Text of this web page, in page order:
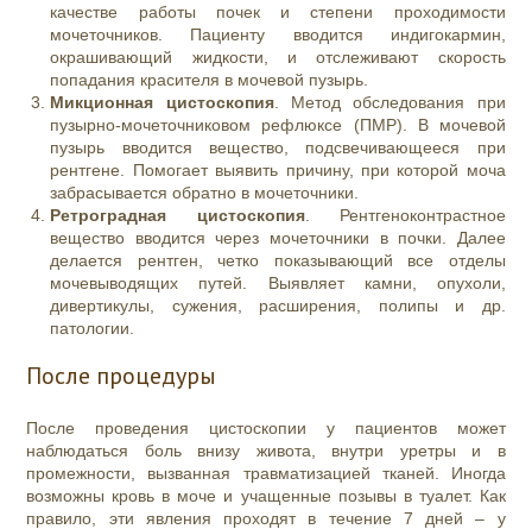
качестве работы почек и степени проходимости
мочеточников. Пациенту вводится индигокармин,
окрашивающий жидкости, и отслеживают скорость
попадания красителя в мочевой пузырь.
Микционная цистоскопия. Метод обследования при
пузырно-мочеточниковом рефлюксе (ПМР). В мочевой
пузырь вводится вещество, подсвечивающееся при
рентгене. Помогает выявить причину, при которой моча
забрасывается обратно в мочеточники.
Ретроградная цистоскопия. Рентгеноконтрастное
вещество вводится через мочеточники в почки. Далее
делается рентген, четко показывающий все отделы
мочевыводящих путей. Выявляет камни, опухоли,
дивертикулы, сужения, расширения, полипы и др.
патологии.
После процедуры
После проведения цистоскопии у пациентов может
наблюдаться боль внизу живота, внутри уретры и в
промежности, вызванная травматизацией тканей. Иногда
возможны кровь в моче и учащенные позывы в туалет. Как
правило, эти явления проходят в течение 7 дней – у